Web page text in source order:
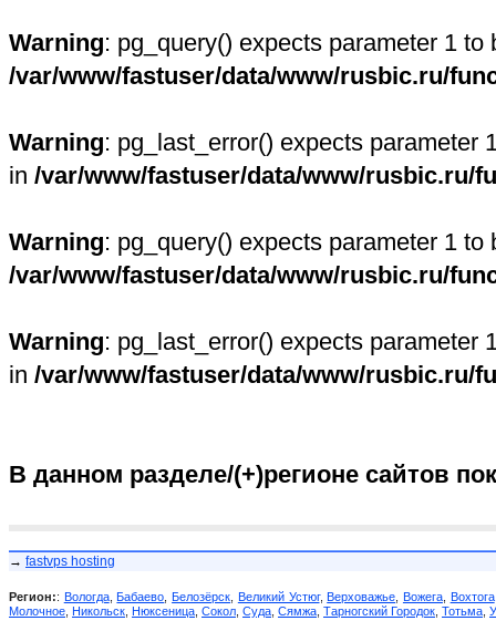
Warning: pg_query() expects parameter 1
/var/www/fastuser/data/www/rusbic.ru/
Warning: pg_last_error() expects parameter
in /var/www/fastuser/data/www/rusbic.ru/
Warning: pg_query() expects parameter 1
/var/www/fastuser/data/www/rusbic.ru/
Warning: pg_last_error() expects parameter
in /var/www/fastuser/data/www/rusbic.ru/
В данном разделе/(+)регионе сайтов
→ fastvps hosting
Регион:: Вологда,Бабаево ,Белозёрск Великий Устюг,Верховажье Вожега, Вохтога
Молочное Никольск Нюксеница Сокол Суда Сямжа Тарногский Городок Тотьма